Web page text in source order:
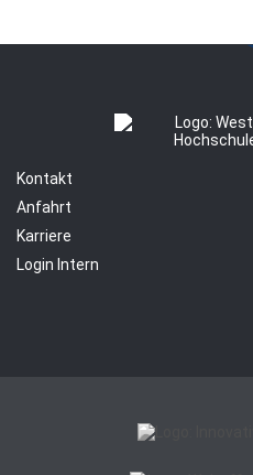
Kontakt
Anfahrt
Karriere
Login Intern